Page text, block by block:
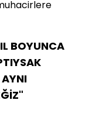
BOYUNCA
AYNI